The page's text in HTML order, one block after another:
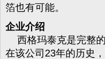
箔也有可能。
企业介绍
西格玛泰克是完整
在该公司23年的历史